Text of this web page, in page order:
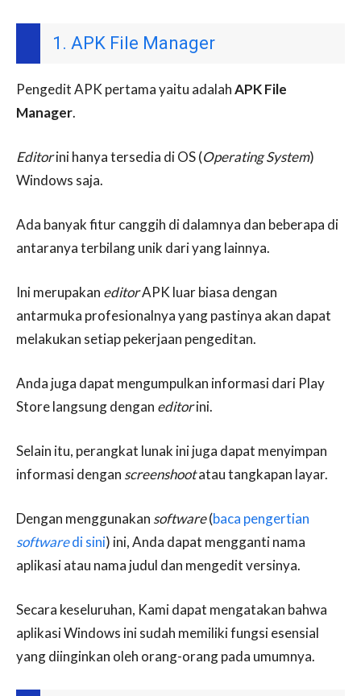
1. APK File Manager
Pengedit APK pertama yaitu adalahAPK File
Manager.
Editorini hanya tersedia di OS (Operating System)
Windows saja.
Ada banyak fitur canggih di dalamnya dan beberapa di
antaranya terbilang unik dari yang lainnya.
Ini merupakan editorAPK luar biasa dengan
antarmuka profesionalnya yang pastinya akan dapat
melakukan setiap pekerjaan pengeditan.
Anda juga dapat mengumpulkan informasi dari Play
Store langsung dengan editorini.
Selain itu, perangkat lunak ini juga dapat menyimpan
informasi dengan screenshootatau tangkapan layar.
Dengan menggunakan software(baca pengertian
softwaredi sini) ini, Anda dapat mengganti nama
aplikasi atau nama judul dan mengedit versinya.
Secara keseluruhan, Kami dapat mengatakan bahwa
aplikasi Windows ini sudah memiliki fungsi esensial
yang diinginkan oleh orang-orang pada umumnya.